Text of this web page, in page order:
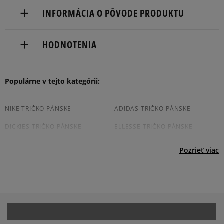
Dostupné spôsoby doručenia:
boxy: Z-BOX),
slovenská pošta - na adresu,
Dostupné spôsoby platby:
prevod,
INFORMÁCIA O PÔVODE PRODUKTU
Colosseum
Product.Safety.EMEA@nike.com
HODNOTENIA
Produkt nemá žiadne recenzie
Populárne v tejto kategórii:
NIKE TRIČKO PÁNSKE ADIDAS TRIČKO PÁNSKE
DICKIES TRIČKO PÁNSKE ELLESSE TRIČKO PÁNSKE
Pozrieť viac